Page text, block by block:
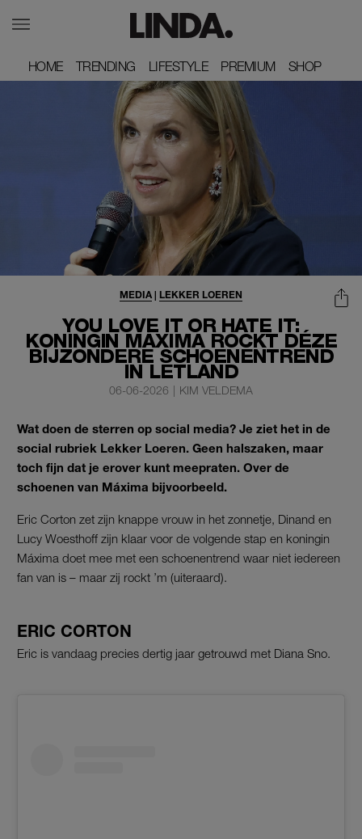
HOME
HOME TRENDING
TRENDING LIFESTYLE
LIFESTYLE PREMIUM
PREMIUM SHOP
SHOP
YOU LOVE IT OR HATE IT:
KONINGIN MÁXIMA ROCKT DÉZE
BIJZONDERE SCHOENENTREND
IN LETLAND
MEDIA | LEKKER LOEREN
06-06-2026 | KIM VELDEMA
Wat doen de sterren op social media? Je ziet het in de
social rubriek Lekker Loeren. Geen halszaken, maar
toch fijn dat je erover kunt meepraten. Over de
schoenen van Máxima bijvoorbeeld.
Eric Corton zet zijn knappe vrouw in het zonnetje, Dinand en
Lucy Woesthoff zijn klaar voor de volgende stap en koningin
Máxima doet mee met een schoenentrend waar niet iedereen
fan van is – maar zij rockt ’m (uiteraard).
ERIC CORTON
Eric is vandaag precies dertig jaar getrouwd met Diana Sno.